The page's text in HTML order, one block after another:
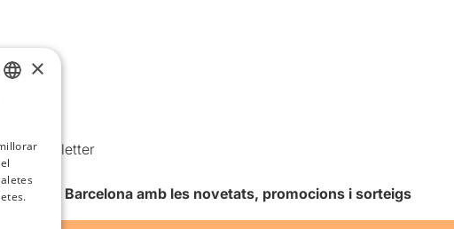
i Newsletter
Teatre Barcelona amb les novetats, promocions i sorteigs
×